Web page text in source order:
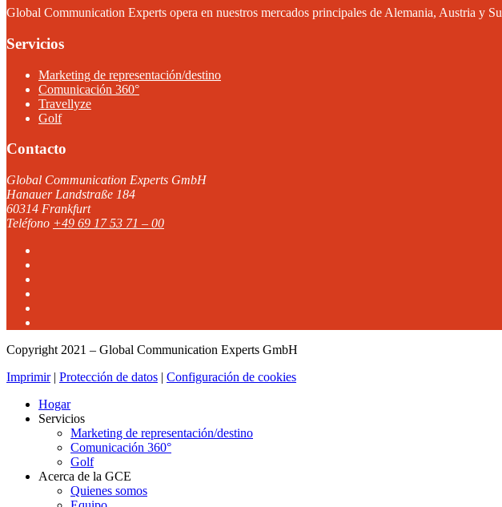
Global Communication Experts opera en nuestros mercados principales de Alemania, Austria y
Servicios
Marketing de representación/destino
Comunicación 360°
Travellyze
Golf
Contacto
Global Communication Experts GmbH
Hanauer Landstraße 184
60314 Frankfurt
Teléfono +49 69 17 53 71 – 00
Copyright 2021 – Global Communication Experts GmbH
Imprimir| Protección de datos | Configuración de cookies
Hogar
Servicios
Marketing de representación/destino
Comunicación 360°
Golf
Acerca de la GCE
Quienes somos